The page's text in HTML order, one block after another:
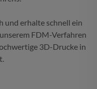
und erhalte schnell ein
FDM-Verfahren
3D-Drucke in